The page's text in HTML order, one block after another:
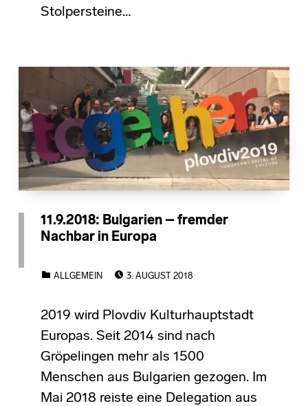
Stolpersteine…
11.9.2018: Bulgarien – fremder
Nachbar in Europa
ALLGEMEIN
3. AUGUST 2018
2019 wird Plovdiv Kulturhauptstadt
Europas. Seit 2014 sind nach
Gröpelingen mehr als 1500
Menschen aus Bulgarien gezogen. Im
Mai 2018 reiste eine Delegation aus